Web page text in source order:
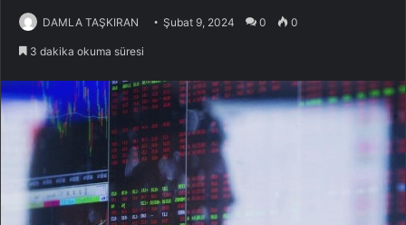
DAMLA TAŞKIRAN Şubat 9, 2024 0 0
3 dakika okuma süresi